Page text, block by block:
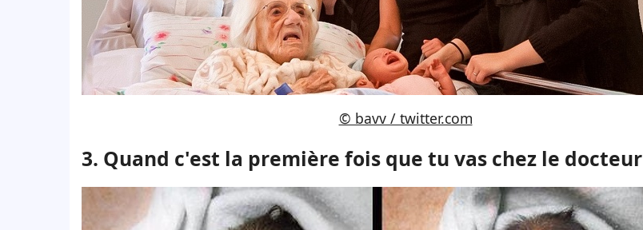
© bavv / twitter.com
3. Quand c'est la première fois que tu vas chez le docteur